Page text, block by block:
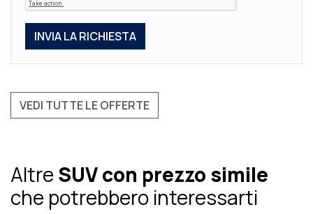
VEDI TUTTE LE OFFERTE
AltreSUV con prezzo simile
che potrebbero interessarti